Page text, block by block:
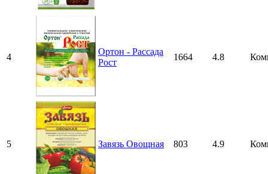
4
Ортон - Рассада
Рост
1664 4.8
5 Завязь Овощная 803 4.9